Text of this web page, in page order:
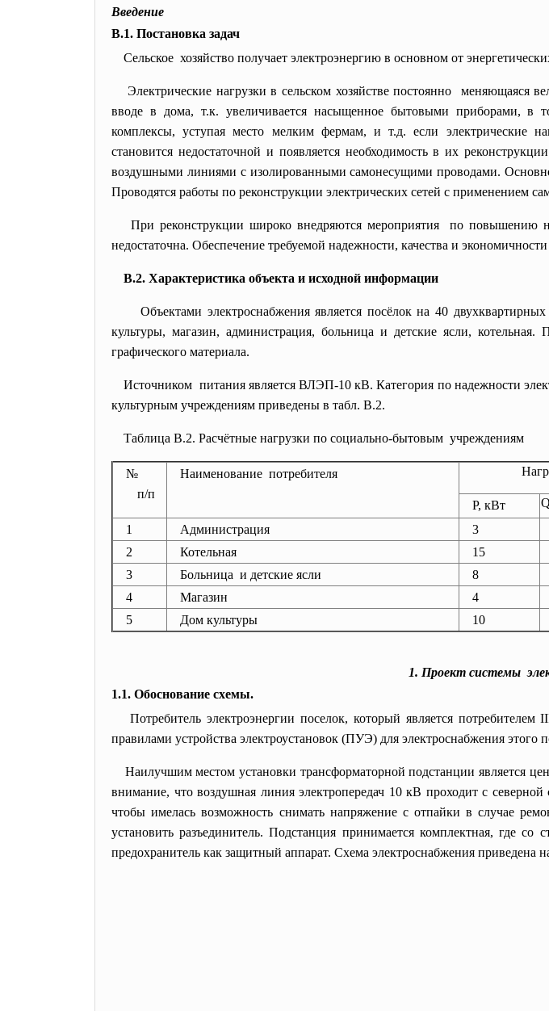
Введение
В.1. Постановка задач
Сельское хозяйство получает электроэнергию в основном от
Электрические нагрузки в сельском хозяйстве постоянно меняющаяся
вводе в дома, т.к. увеличивается насыщенное бытовыми приборами, в
комплексы, уступая место мелким фермам, и т.д. если электрические
становится недостаточной и появляется необходимость в их
воздушными линиями с изолированными самонесущими проводами.
Проводятся работы по реконструкции электрических сетей с применением
При реконструкции широко внедряются мероприятия по повышению
недостаточна. Обеспечение требуемой надежности, качества и
В.2. Характеристика объекта и исходной информации
Объектами электроснабжения является посёлок на 40
культуры, магазин, администрация, больница и детские ясли,
графического материала.
Источником питания является ВЛЭП-10 кВ. Категория по надежности
культурным учреждениям приведены в табл. В.2.
Таблица В.2. Расчётные нагрузки по социально-бытовым учреждениям
№
п/п
Наименование потребителя
Р, кВт
1
Администрация 3
2
Котельная 15
3
Больница и детские ясли 8
4
Магазин 4
5
Дом культуры 10
1. Проект системы
1.1. Обоснование схемы.
Потребитель электроэнергии поселок, который является
правилами устройства электроустановок (ПУЭ) для электроснабжения
Наилучшим местом установки трансформаторной подстанции является
внимание, что воздушная линия электропередач 10 кВ проходит с
чтобы имелась возможность снимать напряжение с отпайки в случае
установить разъединитель. Подстанция принимается комплектная, где
предохранитель как защитный аппарат. Схема электроснабжения приведена